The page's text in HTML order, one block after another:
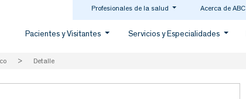
Profesionales de la salud Acerca de ABC
Pacientes y Visitantes Servicios y Especialidades
> Detalle